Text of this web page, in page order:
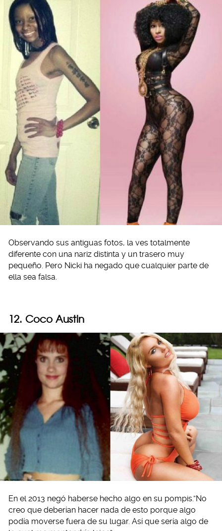
Observando sus antiguas fotos, la ves totalmente
diferente con una nariz distinta y un trasero muy
pequeño. Pero Nicki ha negado que cualquier parte de
ella sea falsa.
12. Coco Austin
En el 2013 negó haberse hecho algo en su pompis.”No
creo que deberían hacer nada de esto porque algo
podía moverse fuera de su lugar. Así que sería algo de